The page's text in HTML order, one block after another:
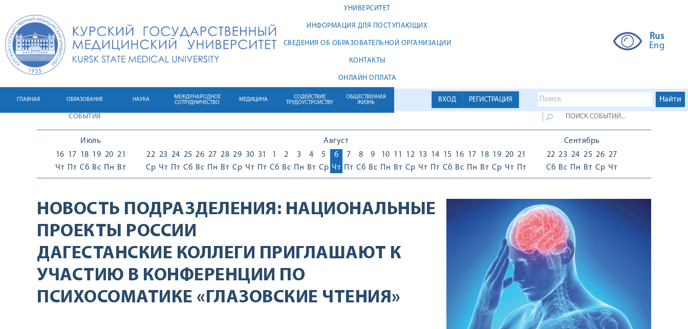
УНИВЕРСИТЕТ
ИНФОРМАЦИЯ ДЛЯ ПОСТУПАЮЩИХ
СВЕДЕНИЯ ОБ ОБРАЗОВАТЕЛЬНОЙ ОРГАНИЗАЦИИ
КОНТАКТЫ
ОНЛАЙН ОПЛАТА
Rus
Eng
ВХОД РЕГИСТРАЦИЯ
ГЛАВНАЯ ОБРАЗОВАНИЕ НАУКА
МЕЖДУНАРОДНОЕ
СОТРУДНИЧЕСТВО
МЕДИЦИНА
СОДЕЙСТВИЕ
ТРУДОУСТРОЙСТВУ
ОБЩЕСТВЕННАЯ
ЖИЗНЬ
СОБЫТИЯ
Июль
16
Чт
17
Пт
18
Сб
19
Вс
20
Пн
21
Вт
Август
22
Ср
23
Чт
24
Пт
25
Сб
26
Вс
27
Пн
28
Вт
29
Ср
30
Чт
31
Пт
1
Сб
2
Вс
3
Пн
4
Вт
5
Ср
6
Чт
7
Пт
8
Сб
9
Вс
10
Пн
11
Вт
12
Ср
13
Чт
14
Пт
15
Сб
16
Вс
17
Пн
18
Вт
19
Ср
20
Чт
21
Пт
Сентябрь
22
Сб
23
Вс
24
Пн
25
Вт
26
Ср
27
Чт
НОВОСТЬ ПОДРАЗДЕЛЕНИЯ: НАЦИОНАЛЬНЫЕ
ПРОЕКТЫ РОССИИ
ДАГЕСТАНСКИЕ КОЛЛЕГИ ПРИГЛАШАЮТ К
УЧАСТИЮ В КОНФЕРЕНЦИИ ПО
ПСИХОСОМАТИКЕ «ГЛАЗОВСКИЕ ЧТЕНИЯ»